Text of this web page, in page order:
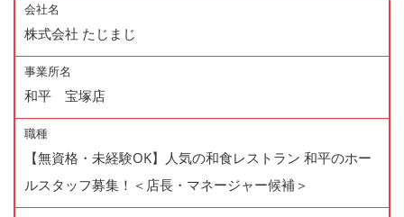
会社名
株式会社 たじまじ
事業所名
和平 宝塚店
職種
【無資格・未経験OK】人気の和食レストラン 和平のホー
ルスタッフ募集！＜店長・マネージャー候補＞